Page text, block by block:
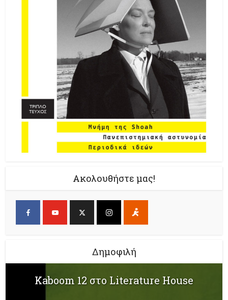
Ακολουθήστε μας!
Δημοφιλή
Kaboom 12 στο Literature House